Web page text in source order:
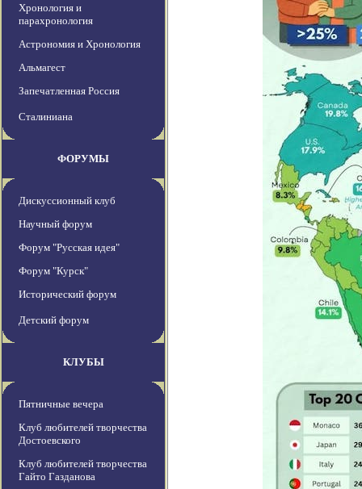
Хронология и
парахронология
Астрономия и Хронология
Альмагест
Запечатленная Россия
Сталиниана
ФОРУМЫ
Дискуссионный клуб
Научный форум
Форум "Русская идея"
Форум "Курск"
Исторический форум
Детский форум
КЛУБЫ
Пятничные вечера
Клуб любителей творчества
Достоевского
Клуб любителей творчества
Гайто Газданова